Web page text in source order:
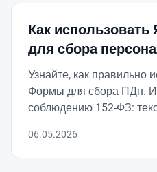
Как
для сбора
без нарушения
Узнайте, как правильно
Формы для сбора ПДн.
соблюдению 152-ФЗ:
Яндексу.
06.05.2026